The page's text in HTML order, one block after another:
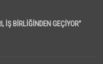
İŞ BİRLİĞİNDEN GEÇİYOR”